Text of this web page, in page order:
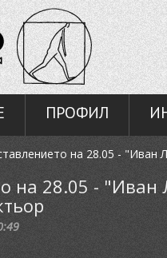
ПРОФИЛ
на 28.05 - "Иван
на 28.05 -